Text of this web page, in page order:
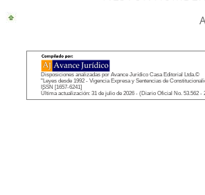
Disposiciones analizadas por Avance Jurídico Casa Editorial Ltda.©
"Leyes desde 1992 - Vigencia Expresa y Sentencias de
ISSN [1657-6241]
Última actualización: 31 de julio de 2026 - (Diario Oficial No. 53.562 -